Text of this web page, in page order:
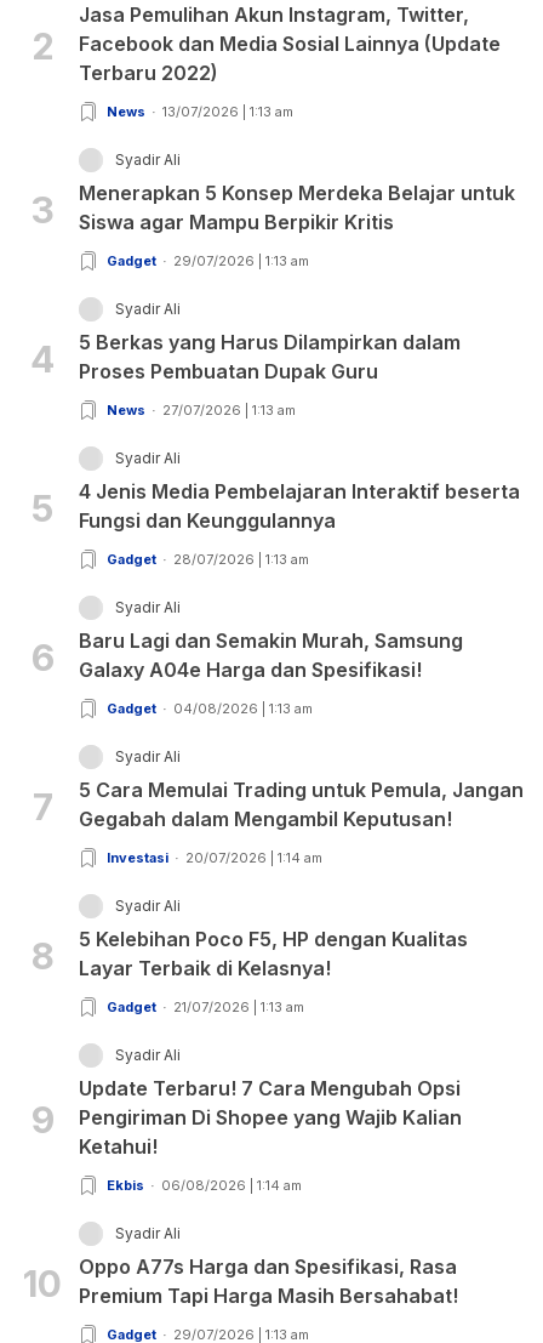
2
Jasa Pemulihan Akun Instagram, Twitter,
Facebook dan Media Sosial Lainnya (Update
Terbaru 2022)
News 13/07/2026 | 1:13 am
3
Syadir Ali
Menerapkan 5 Konsep Merdeka Belajar untuk
Siswa agar Mampu Berpikir Kritis
Gadget 29/07/2026 | 1:13 am
4
Syadir Ali
5 Berkas yang Harus Dilampirkan dalam
Proses Pembuatan Dupak Guru
News 27/07/2026 | 1:13 am
5
Syadir Ali
4 Jenis Media Pembelajaran Interaktif beserta
Fungsi dan Keunggulannya
Gadget 28/07/2026 | 1:13 am
6
Syadir Ali
Baru Lagi dan Semakin Murah, Samsung
Galaxy A04e Harga dan Spesifikasi!
Gadget 04/08/2026 | 1:13 am
7
Syadir Ali
5 Cara Memulai Trading untuk Pemula, Jangan
Gegabah dalam Mengambil Keputusan!
Investasi 20/07/2026 | 1:14 am
8
Syadir Ali
5 Kelebihan Poco F5, HP dengan Kualitas
Layar Terbaik di Kelasnya!
Gadget 21/07/2026 | 1:13 am
9
Syadir Ali
Update Terbaru! 7 Cara Mengubah Opsi
Pengiriman Di Shopee yang Wajib Kalian
Ketahui!
Ekbis 06/08/2026 | 1:14 am
10
Syadir Ali
Oppo A77s Harga dan Spesifikasi, Rasa
Premium Tapi Harga Masih Bersahabat!
Gadget 29/07/2026 | 1:13 am